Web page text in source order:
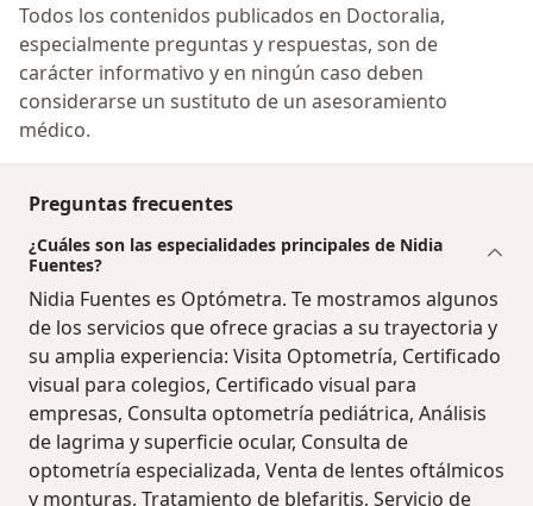
Todos los contenidos publicados en Doctoralia,
especialmente preguntas y respuestas, son de
carácter informativo y en ningún caso deben
considerarse un sustituto de un asesoramiento
médico.
Preguntas frecuentes
¿Cuáles son las especialidades principales de Nidia
Fuentes?
Nidia Fuentes es Optómetra. Te mostramos algunos
de los servicios que ofrece gracias a su trayectoria y
su amplia experiencia: Visita Optometría, Certificado
visual para colegios, Certificado visual para
empresas, Consulta optometría pediátrica, Análisis
de lagrima y superficie ocular, Consulta de
optometría especializada, Venta de lentes oftálmicos
y monturas, Tratamiento de blefaritis, Servicio de